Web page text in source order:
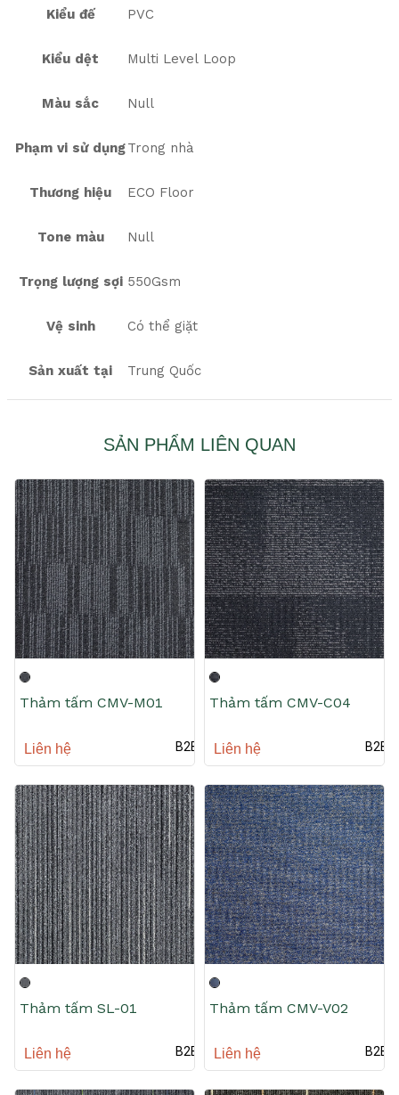
Kiểu đế PVC
Kiểu dệt Multi Level Loop
Màu sắc Null
Phạm vi sử dụngTrong nhà
Thương hiệu ECO Floor
Tone màu Null
Trọng lượng sợi 550Gsm
Vệ sinh Có thể giặt
Sản xuất tại Trung Quốc
SẢN PHẨM LIÊN QUAN
Thảm tấm CMV-M01
Liên hệ B2B
Thảm tấm CMV-C04
Liên hệ B2B
Thảm tấm SL-01
Liên hệ B2B
Thảm tấm CMV-V02
Liên hệ B2B